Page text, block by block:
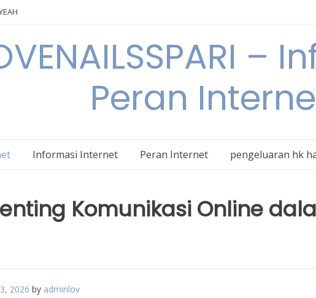
–
Peran
Informasi Internet Peran Internet pengeluaran hk
Komunikasi Online
2026 by adminlov